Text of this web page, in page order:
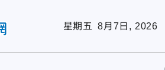
星期五 8月7日, 2026